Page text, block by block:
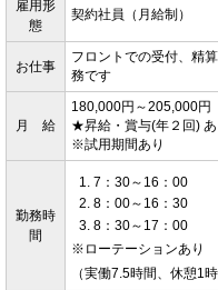
雇用形
態
契約社員（月給制）
お仕事
フロントでの受付、精
務です
月 給
180,000円～205,000円
★昇給・賞与(年２回) あ
※試用期間あり
勤務時
間
7：30～16：00
8：00～16：30
8：30～17：00
※ローテーションあり
（実働7.5時間、休憩1